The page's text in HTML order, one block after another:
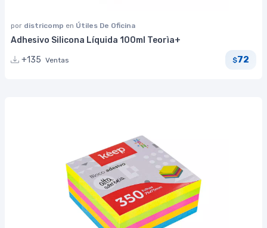
por districomp en Útiles De Oficina
Adhesivo Silicona Líquida 100ml Teorìa+
+135 Ventas $72